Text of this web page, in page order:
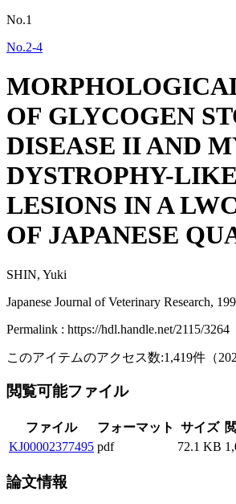
No.1
No.2-4
OF GLYCOGEN
DISEASE II AND
DYSTROPHY-LIKE
LESIONS IN A
OF JAPANESE
SHIN, Yuki
Japanese Journal of Veterinary Research,
Permalink : https://hdl.handle.net/2115/3264
このアイテムのアクセス数:1,419件 （
閲覧可能ファイル
ファイル フォーマット サイズ
KJ00002377495 pdf 72.1 KB
論文情報